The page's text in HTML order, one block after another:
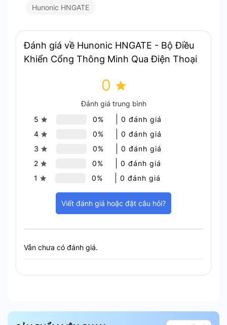
cần lo lắng về khoảng cách giữa thiết bị điều
tích hợp kết nối wifi và blutooth thông minh
Phù hợp với mọi mẫu cổng tự
động
cổng tự động trên thị trường. Bạn có thể dễ dàng
Hunonic HNGATE
Đánh giá về Hunonic HNGATE - Bộ Điều
Khiển Cổng Thông Minh Qua Điện Thoại
0
Đánh giá trung bình
5
0%
0 đánh giá
4
0%
0 đánh giá
3
0%
0 đánh giá
2
0%
0 đánh giá
1
0% 0 đánh giá
Viết đánh giá hoặc đặt câu hỏi?
Vẫn chưa có đánh giá.